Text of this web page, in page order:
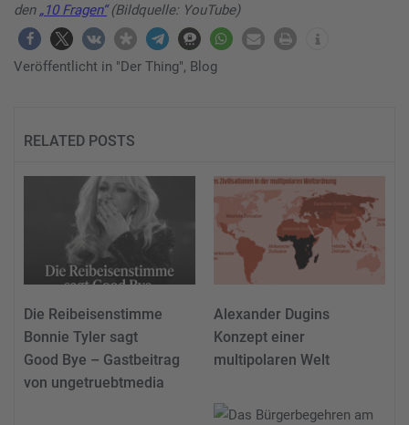
den „10 Fragen“(Bildquelle: YouTube)
Veröffentlicht in "Der Thing", Blog
RELATED POSTS
Die Reibeisenstimme
Bonnie Tyler sagt
Good Bye – Gastbeitrag
von ungetruebtmedia
Alexander Dugins
Konzept einer
multipolaren Welt